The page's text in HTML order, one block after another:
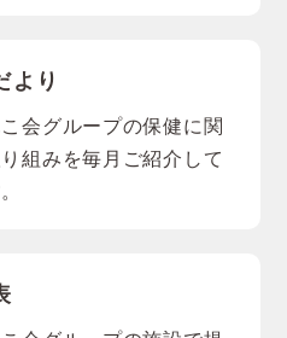
より
会グループの保健に関
組みを毎月ご紹介して